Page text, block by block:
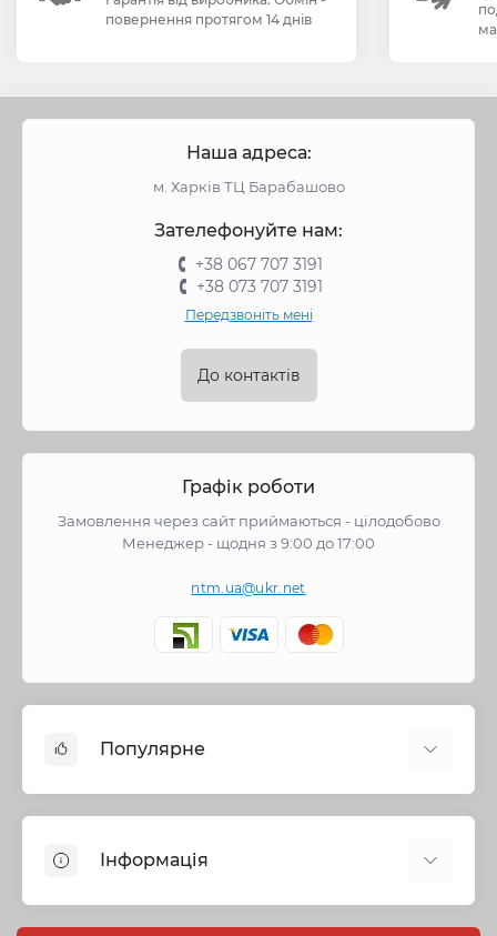
повернення протягом 14 днів
Наша адреса:
м. Харків ТЦ Барабашово
Зателефонуйте нам:
+38 067 707 3191
+38 073 707 3191
Передзвоніть мені
До контактів
Графік роботи
Замовлення через сайт приймаються - цілодобово
Менеджер - щодня з 9:00 до 17:00
ntm.ua@ukr.net
Популярне
Запірна арматура
Труби та фітинги
Інформація